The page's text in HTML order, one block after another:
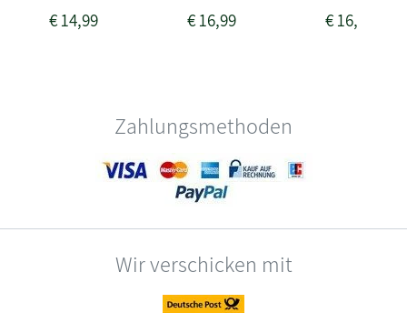
€14,99 €16,99 €16,99
Zahlungsmethoden
Wir verschicken mit